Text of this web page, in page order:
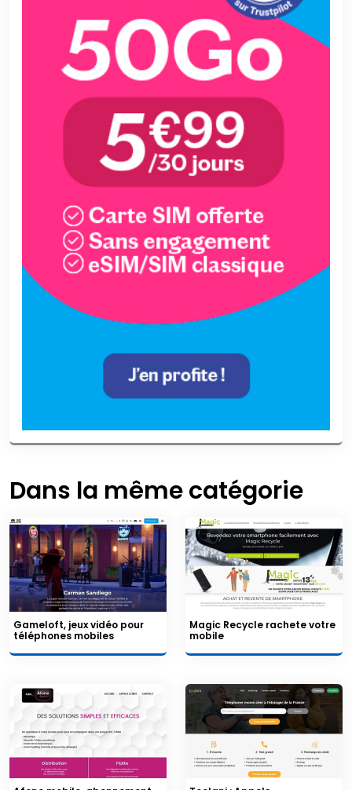
Dans la même catégorie
Gameloft, jeux vidéo pour
téléphones mobiles
Magic Recycle rachete votre
mobile